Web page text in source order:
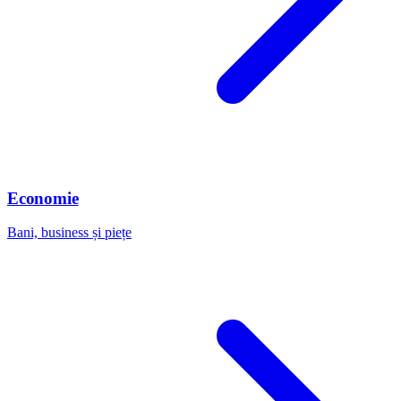
Economie
Bani, business și piețe